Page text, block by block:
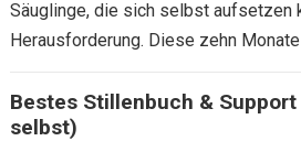
Säuglinge, die sich selbst aufsetzen
Herausforderung. Diese zehn
Bestes Stillenbuch &
selbst)